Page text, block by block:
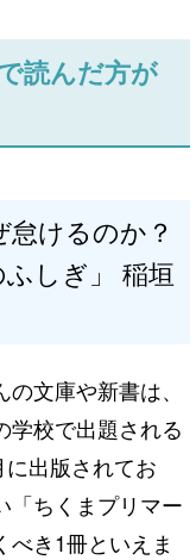
読んだ方が
怠けるのか？
しぎ」 稲垣
文庫や新書は、
学校で出題される
出版されてお
「ちくまプリマー
べき1冊といえま